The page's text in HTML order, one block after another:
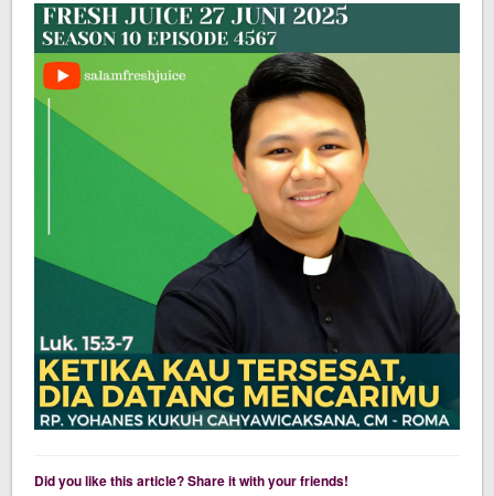
Did you like this article? Share it with your friends!